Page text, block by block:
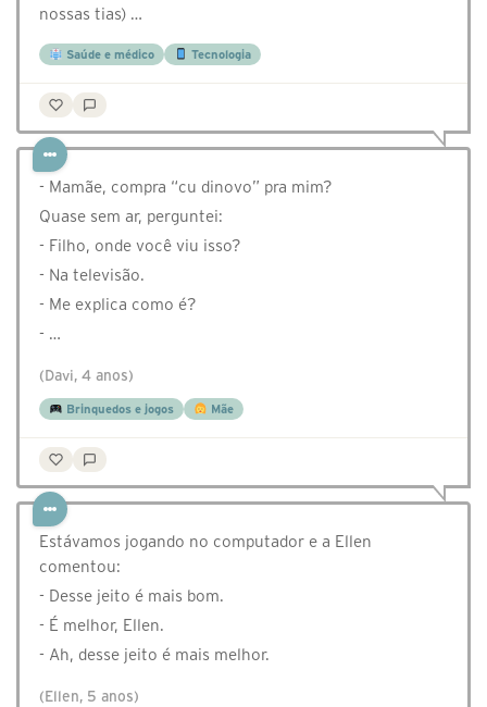
nossas tias) …
Saúde e médico Tecnologia
- Mamãe, compra “cu dinovo” pra mim?
Quase sem ar, perguntei:
- Filho, onde você viu isso?
- Na televisão.
- Me explica como é?
- …
(Davi, 4 anos)
Brinquedos e jogos Mãe
Estávamos jogando no computador e a Ellen
comentou:
- Desse jeito é mais bom.
- É melhor, Ellen.
- Ah, desse jeito é mais melhor.
(Ellen, 5 anos)